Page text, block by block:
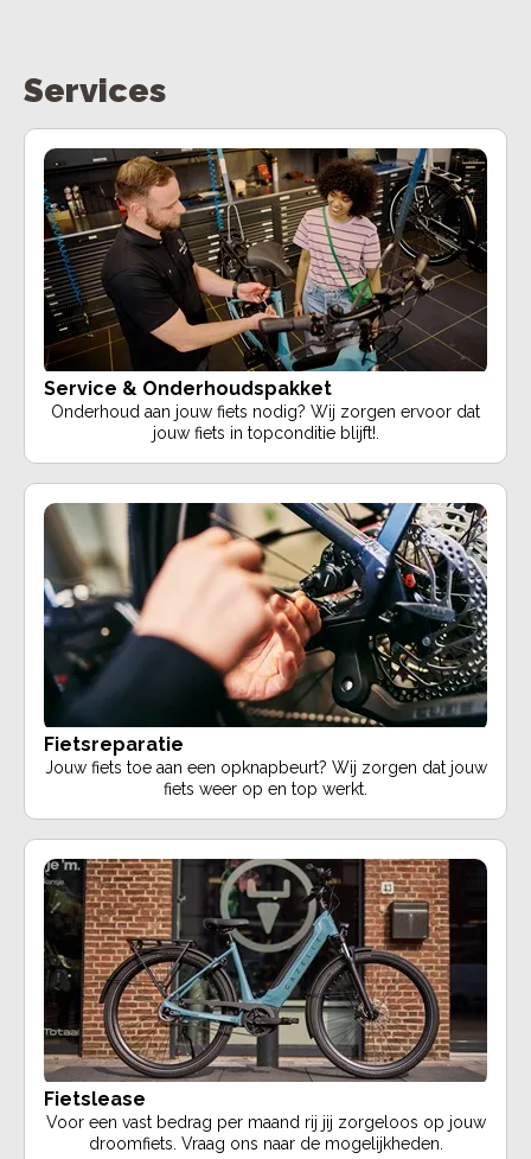
Services
Service & Onderhoudspakket
Onderhoud aan jouw fiets nodig? Wij zorgen ervoor dat
jouw fiets in topconditie blijft!.
Fietsreparatie
Jouw fiets toe aan een opknapbeurt? Wij zorgen dat jouw
fiets weer op en top werkt.
Fietslease
Voor een vast bedrag per maand rij jij zorgeloos op jouw
droomfiets. Vraag ons naar de mogelijkheden.